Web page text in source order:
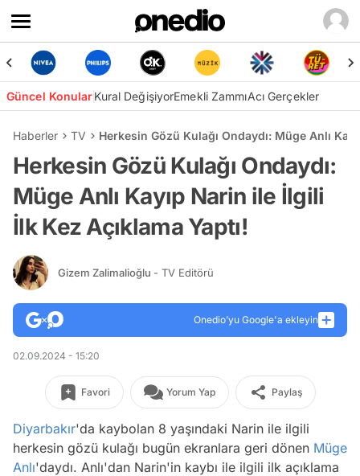
Güncel KonularKural DeğişiyorEmekli ZammıAcı Gerçekler
Haberler TV Herkesin Gözü Kulağı Ondaydı: Müge Anlı
Herkesin Gözü Kulağı Ondaydı:
Müge Anlı Kayıp Narin ile İlgili
İlk Kez Açıklama Yaptı!
Gizem Zalimalioğlu - TV Editörü
Onedio’yu Google'a ekleyin
02.09.2024 - 15:20
Favori Yorum Yap Paylaş
Diyarbakır'da kaybolan 8 yaşındaki Narin ile ilgili
herkesin gözü kulağı bugün ekranlara geri dönen Müge
Anlı'daydı. Anlı'dan Narin'in kaybı ile ilgili ilk açıklama